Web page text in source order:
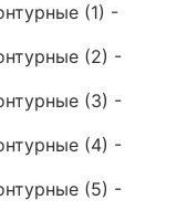
(1) -
(2) -
(3) -
(4) -
(5) -